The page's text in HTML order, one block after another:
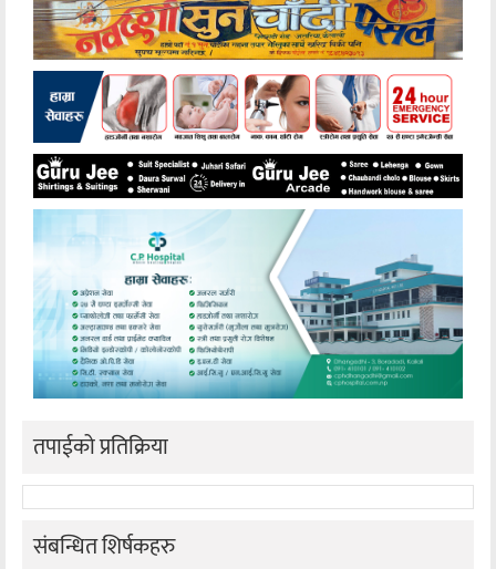
तपाईको प्रतिक्रिया
संबन्धित शिर्षकहरु